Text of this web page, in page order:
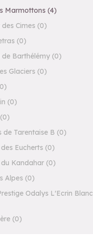
Marmottons (4)
Cimes (0)
(0)
de Barthélémy (0)
Glaciers (0)
0)
(0)
(0)
de Tarentaise B (0)
Eucherts (0)
du Kandahar (0)
Alpes (0)
Odalys L'Ecrin Blanc
(0)